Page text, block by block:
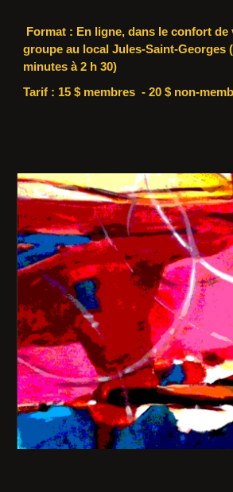
Format : En ligne, dans le confort de
groupe au local Jules-Saint-Georges
minutes à 2 h 30)
Tarif : 15 $ membres - 20 $ non-